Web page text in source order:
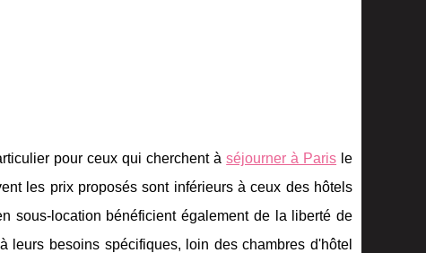
pour ceux qui cherchent àséjourner à Paris le
les prix proposés sont inférieurs à ceux des hôtels
sous-location bénéficient également de la liberté de
besoins spécifiques, loin des chambres d'hôtel